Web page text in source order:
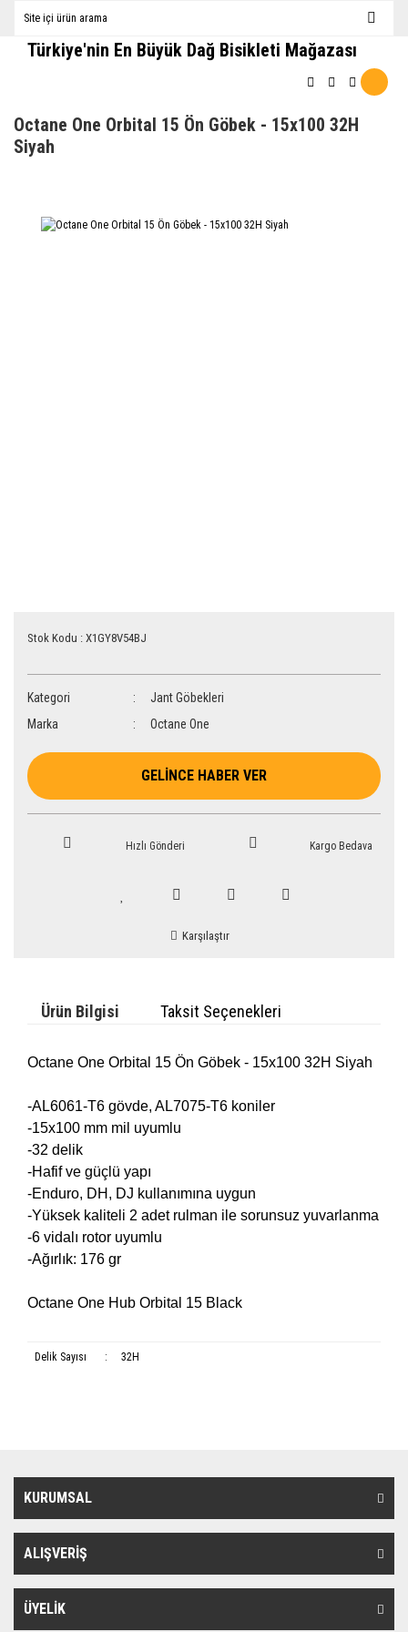
Türkiye'nin En Büyük Dağ Bisikleti Mağazası
Octane One Orbital 15 Ön Göbek - 15x100 32H
Siyah
Stok Kodu : X1GY8V54BJ
Kategori
Jant Göbekleri
Marka
Octane One
GELİNCE HABER VER
Hızlı Gönderi Kargo Bedava
Karşılaştır
Ürün Bilgisi Taksit Seçenekleri
Octane One Orbital 15 Ön Göbek - 15x100 32H Siyah
-AL6061-T6 gövde, AL7075-T6 koniler
-15x100 mm mil uyumlu
-32 delik
-Hafif ve güçlü yapı
-Enduro, DH, DJ kullanımına uygun
-Yüksek kaliteli 2 adet rulman ile sorunsuz yuvarlanma
-6 vidalı rotor uyumlu
-Ağırlık: 176 gr
Octane One Hub Orbital 15 Black
Delik Sayısı : 32H
KURUMSAL
ALIŞVERİŞ
ÜYELİK